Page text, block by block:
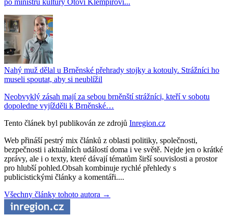
po ministru kultury Otovi Klempířovi...
Nahý muž dělal u Brněnské přehrady stojky a kotouly. Strážníci ho
museli spoutat, aby si neublížil
Neobvyklý zásah mají za sebou brněnští strážníci, kteří v sobotu
dopoledne vyjížděli k Brněnské…
Tento článek byl publikován ze zdrojů Inregion.cz
Web přináší pestrý mix článků z oblasti politiky, společnosti,
bezpečnosti i aktuálních událostí doma i ve světě. Nejde jen o krátké
zprávy, ale i o texty, které dávají tématům širší souvislosti a prostor
pro hlubší pohled.Obsah kombinuje rychlé přehledy s
publicistickými články a komentáři....
Všechny články tohoto autora →